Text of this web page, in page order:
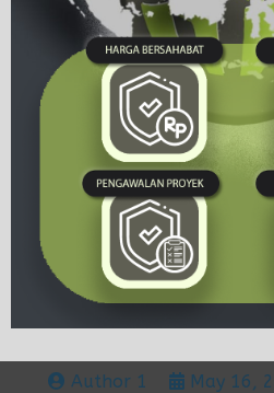
Author 1 May 16,